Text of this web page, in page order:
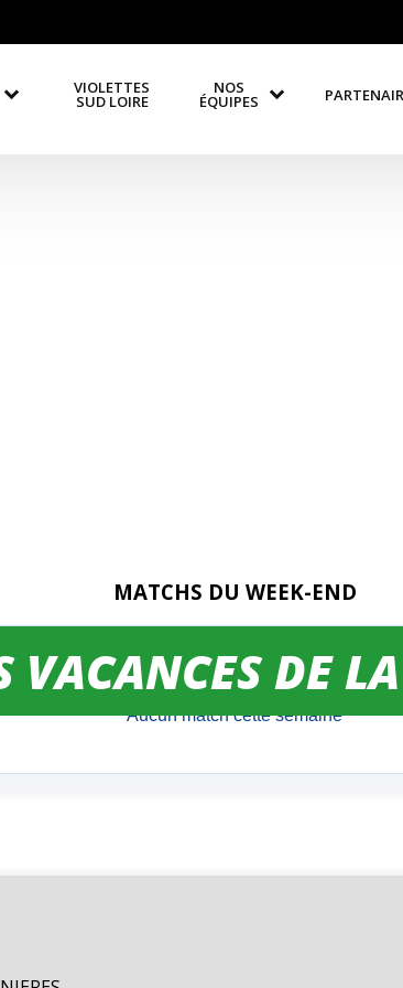
VIOLETTES
SUD LOIRE
NOS
ÉQUIPES
VACANCES DE
MATCHS DU WEEK-END